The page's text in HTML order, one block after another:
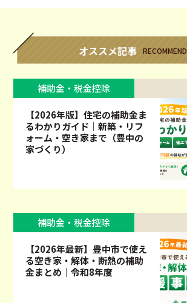
オススメ記事 RECOMMEND
補助金・税金控除
【2026年版】住宅の補助金ま
るわかりガイド｜新築・リフ
ォーム・空き家まで（豊中の
家づくり）
補助金・税金控除
【2026年最新】豊中市で使え
る空き家・解体・断熱の補助
金まとめ｜令和8年度